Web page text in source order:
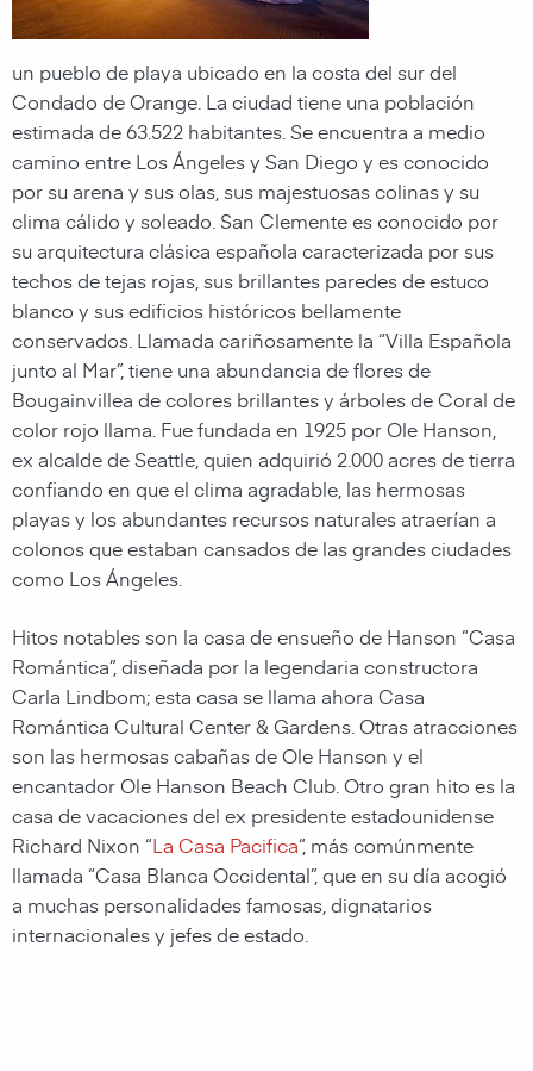
un pueblo de playa ubicado en la costa del sur del
Condado de Orange. La ciudad tiene una población
estimada de 63.522 habitantes. Se encuentra a medio
camino entre Los Ángeles y San Diego y es conocido
por su arena y sus olas, sus majestuosas colinas y su
clima cálido y soleado. San Clemente es conocido por
su arquitectura clásica española caracterizada por sus
techos de tejas rojas, sus brillantes paredes de estuco
blanco y sus edificios históricos bellamente
conservados. Llamada cariñosamente la “Villa Española
junto al Mar”, tiene una abundancia de flores de
Bougainvillea de colores brillantes y árboles de Coral de
color rojo llama. Fue fundada en 1925 por Ole Hanson,
ex alcalde de Seattle, quien adquirió 2.000 acres de tierra
confiando en que el clima agradable, las hermosas
playas y los abundantes recursos naturales atraerían a
colonos que estaban cansados de las grandes ciudades
como Los Ángeles.
Hitos notables son la casa de ensueño de Hanson “Casa
Romántica”, diseñada por la legendaria constructora
Carla Lindbom; esta casa se llama ahora Casa
Romántica Cultural Center & Gardens. Otras atracciones
son las hermosas cabañas de Ole Hanson y el
encantador Ole Hanson Beach Club. Otro gran hito es la
casa de vacaciones del ex presidente estadounidense
Richard Nixon “La Casa Pacifica“, más comúnmente
llamada “Casa Blanca Occidental”, que en su día acogió
a muchas personalidades famosas, dignatarios
internacionales y jefes de estado.